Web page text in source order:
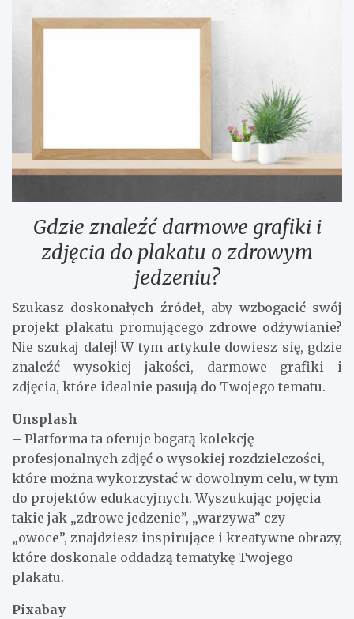
Gdzie znaleźć darmowe grafiki i
zdjęcia do plakatu o zdrowym
jedzeniu?
Szukasz doskonałych źródeł, aby wzbogacić swój
projekt plakatu promującego zdrowe odżywianie?
Nie szukaj dalej! W tym artykule dowiesz się, gdzie
znaleźć wysokiej jakości, darmowe grafiki i
zdjęcia, które idealnie pasują do Twojego tematu.
Unsplash
– Platforma ta oferuje bogatą kolekcję
profesjonalnych zdjęć o wysokiej rozdzielczości,
które można wykorzystać w dowolnym celu, w tym
do projektów edukacyjnych. Wyszukując pojęcia
takie jak „zdrowe jedzenie”, „warzywa” czy
„owoce”, znajdziesz inspirujące i kreatywne obrazy,
które doskonale oddadzą tematykę Twojego
plakatu.
Pixabay